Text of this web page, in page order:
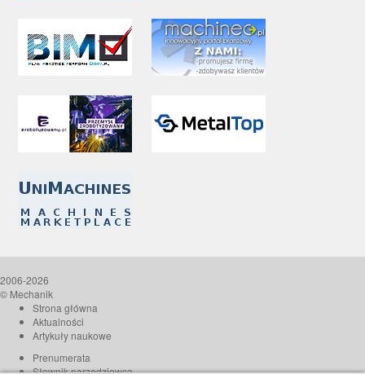
2006-2026
© Mechanik
Strona główna
Aktualności
Artykuły naukowe
Prenumerata
Słownik narzędziowca